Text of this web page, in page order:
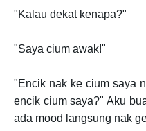
"Kalau dekat kenapa?"
"Saya cium awak!"
"Encik nak ke cium saya
encik cium saya?" Aku
ada mood langsung nak